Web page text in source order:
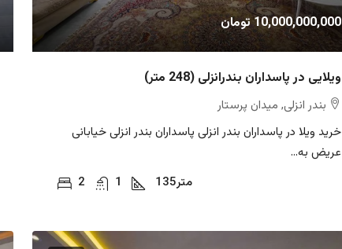
10,000,000,000 تومان
ویلایی در پاسداران بندرانزلی (248 متر)
بندر انزلی, میدان پرستار
خرید ویلا در پاسداران بندر انزلی پاسداران بندر انزلی خیابانی
عریض به...
2
1 135متر